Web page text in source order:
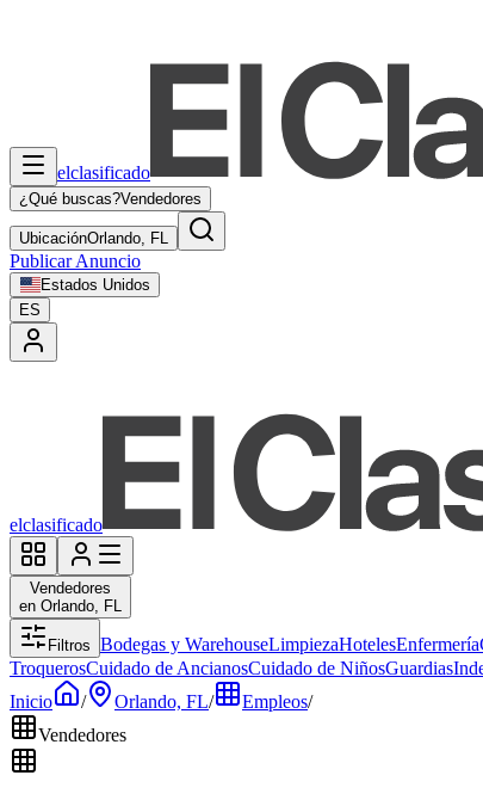
elclasificado
¿Qué buscas?Vendedores
UbicaciónOrlando, FL
Publicar Anuncio
Estados Unidos
ES
elclasificado
Vendedores
en Orlando, FL
Filtros Bodegas y WarehouseLimpiezaHotelesEnfermería
TroquerosCuidado de AncianosCuidado de NiñosGuardias
Inicio
/ Orlando, FL/ Empleos/
Vendedores